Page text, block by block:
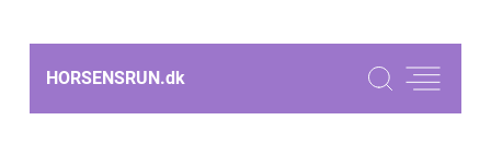
HORSENSRUN.dk